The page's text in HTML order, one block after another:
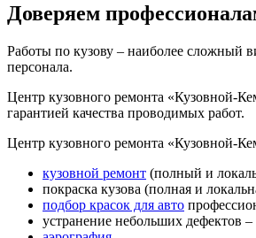
Доверяем
Работы по кузову – наиболее сложный
персонала.
Центр кузовного ремонта «Кузовной-
гарантией качества проводимых работ.
Центр кузовного ремонта «Кузовной-
кузовной ремонт (полный и
покраска кузова (полная и
подбор красок для авто
устранение небольших дефектов –